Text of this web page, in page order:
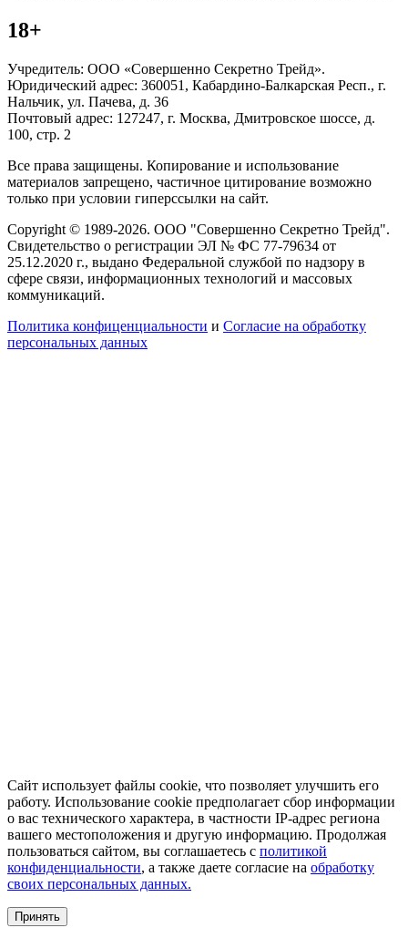
18+
Учредитель: ООО «Совершенно Секретно Трейд».
Юридический адрес: 360051, Кабардино-Балкарская Респ., г.
Нальчик, ул. Пачева, д. 36
Почтовый адрес: 127247, г. Москва, Дмитровское шоссе, д.
100, стр. 2
Все права защищены. Копирование и использование
материалов запрещено, частичное цитирование возможно
только при условии гиперссылки на сайт.
Copyright © 1989-2026. ООО "Совершенно Секретно Трейд".
Свидетельство о регистрации ЭЛ № ФС 77-79634 от
25.12.2020 г., выдано Федеральной службой по надзору в
сфере связи, информационных технологий и массовых
коммуникаций.
Политика конфиценциальности и Согласие на обработку
персональных данных
Сайт использует файлы cookie, что позволяет улучшить его
работу. Использование cookie предполагает сбор информации
о вас технического характера, в частности IP-адрес региона
вашего местоположения и другую информацию. Продолжая
пользоваться сайтом, вы соглашаетесь с политикой
конфиденциальности, а также даете согласие на обработку
своих персональных данных.
Принять